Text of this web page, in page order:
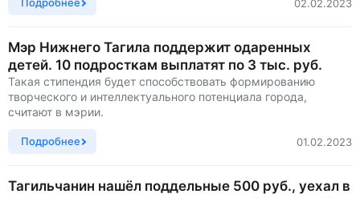
Рассказать новость
02.02.2023
Мэр Нижнего Тагила поддержит одаренных
детей. 10 подросткам выплатят по 3 тыс. руб.
Такая стипендия будет способствовать формированию
творческого и интеллектуального потенциала города,
считают в мэрии.
Подробнее 01.02.2023
Тагильчанин нашёл поддельные 500 руб., уехал в